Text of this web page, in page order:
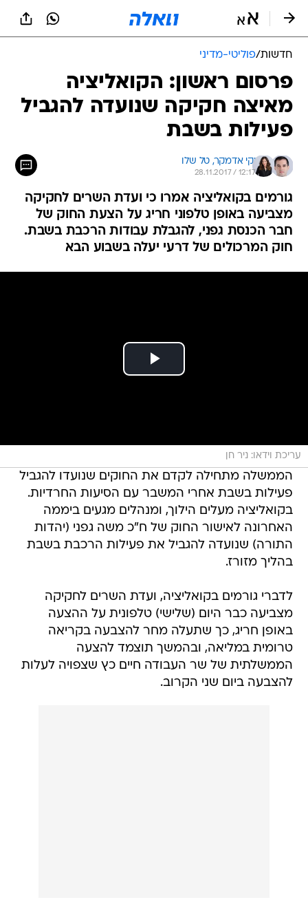
חדשות/פוליטי-מדיני
פרסום ראשון: הקואליציה
מאיצה חקיקה שנועדה להגביל
פעילות בשבת
יקי אדמקר, טל שלו
28.11.2017 / 12:17
גורמים בקואליציה אמרו כי ועדת השרים לחקיקה
מצביעה באופן טלפוני חריג על הצעת החוק של
חבר הכנסת גפני, להגבלת עבודות הרכבת בשבת.
חוק המרכולים של דרעי יעלה בשבוע הבא
עריכת וידאו: ניר חן
הממשלה מתחילה לקדם את החוקים שנועדו להגביל
פעילות בשבת אחרי המשבר עם הסיעות החרדיות.
בקואליציה מעלים הילוך, ומנהלים מגעים ביממה
האחרונה לאישור החוק של ח"כ משה גפני (יהדות
התורה) שנועדה להגביל את פעילות הרכבת בשבת
בהליך מזורז.
לדברי גורמים בקואליציה, ועדת השרים לחקיקה
מצביעה כבר היום (שלישי) טלפונית על ההצעה
באופן חריג, כך שתעלה מחר להצבעה בקריאה
טרומית במליאה, ובהמשך תוצמד להצעה
הממשלתית של שר העבודה חיים כץ שצפויה לעלות
להצבעה ביום שני הקרוב.